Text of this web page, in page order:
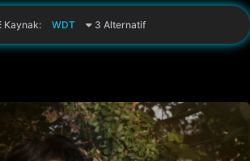
Kaynak: WDT 3 Alternatif